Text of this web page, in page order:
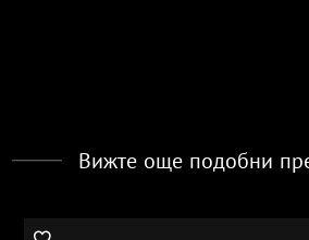
Вижте още подобни